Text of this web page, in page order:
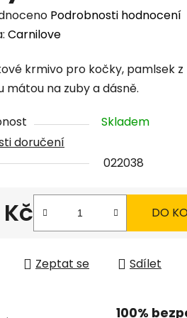
Podrobnosti hodnocení
Carnilove
krmivo pro kočky, pamlsek z
mátou na zuby a dásně.
Skladem
doručení
022038
cena:
DO
Zeptat se Sdílet
100%